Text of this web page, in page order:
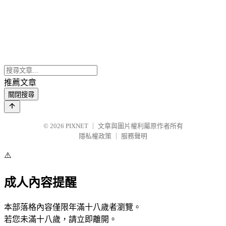
推薦文章
關閉搜尋
© 2026 PIXNET
文章與圖片權利屬原作者所有
隱私權政策
服務聲明
⚠️
成人內容提醒
本部落格內容僅限年滿十八歲者瀏覽。
若您未滿十八歲，請立即離開。